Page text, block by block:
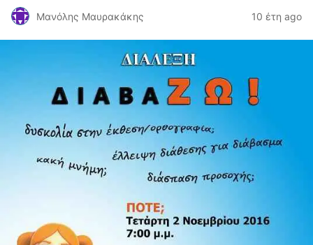
Μανόλης Μαυρακάκης 10 έτη ago